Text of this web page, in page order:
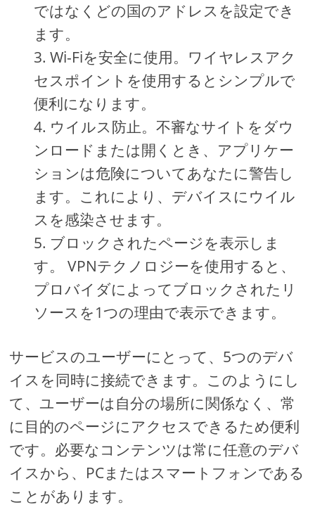
ではなくどの国のアドレスを設定でき
ます。
Wi-Fiを安全に使用。ワイヤレスアク
セスポイントを使用するとシンプルで
便利になります。
ウイルス防止。不審なサイトをダウ
ンロードまたは開くとき、アプリケー
ションは危険についてあなたに警告し
ます。これにより、デバイスにウイル
スを感染させます。
ブロックされたページを表示しま
す。 VPNテクノロジーを使用すると、
プロバイダによってブロックされたリ
ソースを1つの理由で表示できます。
サービスのユーザーにとって、5つのデバ
イスを同時に接続できます。このようにし
て、ユーザーは自分の場所に関係なく、常
に目的のページにアクセスできるため便利
です。必要なコンテンツは常に任意のデバ
イスから、PCまたはスマートフォンである
ことがあります。